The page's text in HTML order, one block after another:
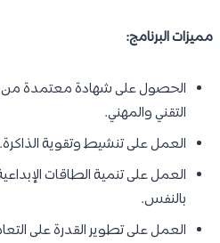
مميزات البرنامج:
الحصول على شهادة معتمدة من
التقني والمهني.
العمل على تنشيط وتقوية الذاكرة.
العمل على تنمية الطاقات
بالنفس.
العمل على تطوير القدرة على